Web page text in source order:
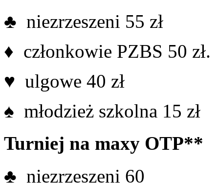
♣ niezrzeszeni 55 zł
♦ członkowie PZBS 50 zł.
♥ ulgowe 40 zł
♠ młodzież szkolna 15 zł
Turniej na maxy OTP**
♣ niezrzeszeni 60